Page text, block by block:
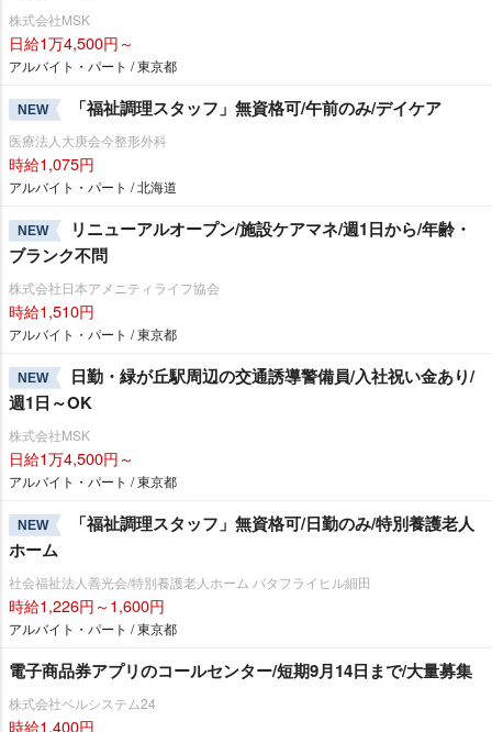
株式会社MSK
日給1万4,500円～
アルバイト・パート / 東京都
NEW 「福祉調理スタッフ」無資格可/午前のみ/デイケア
医療法人大庚会今整形外科
時給1,075円
アルバイト・パート / 北海道
NEW
リニューアルオープン/施設ケアマネ/週1日から/年齢・
ブランク不問
株式会社日本アメニティライフ協会
時給1,510円
アルバイト・パート / 東京都
NEW
日勤・緑が丘駅周辺の交通誘導警備員/入社祝い金あり/
週1日～OK
株式会社MSK
日給1万4,500円～
アルバイト・パート / 東京都
NEW
「福祉調理スタッフ」無資格可/日勤のみ/特別養護老人
ホーム
社会福祉法人善光会/特別養護老人ホーム バタフライヒル細田
時給1,226円～1,600円
アルバイト・パート / 東京都
電子商品券アプリのコールセンター/短期9月14日まで/大量募集
株式会社ベルシステム24
時給1,400円